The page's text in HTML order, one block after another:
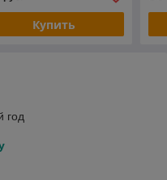
Купить
год